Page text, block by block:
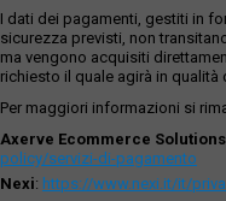
I dati dei pagamenti, gestiti in
sicurezza previsti, non
ma vengono acquisiti
richiesto il quale agirà in
Per maggiori informazioni si
Axerve Ecommerce Solutions
policy/servizi-di-pagamento
Nexi: https://www.nexi.it/it/